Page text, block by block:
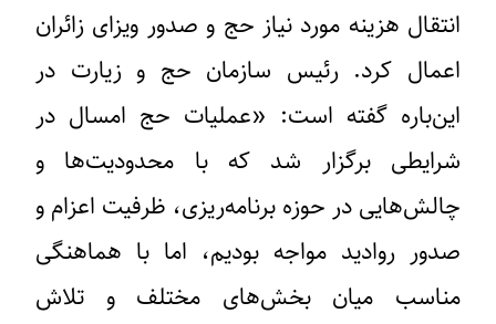
انتقال هزینه مورد نیاز حج و صدور ویزای زائران
اعمال کرد. رئیس سازمان حج و زیارت در
این‌باره گفته است: «عملیات حج امسال در
شرایطی برگزار شد که با محدودیت‌ها و
چالش‌هایی در حوزه برنامه‌ریزی، ظرفیت اعزام و
صدور روادید مواجه بودیم، اما با هماهنگی
مناسب میان بخش‌های مختلف و تلاش